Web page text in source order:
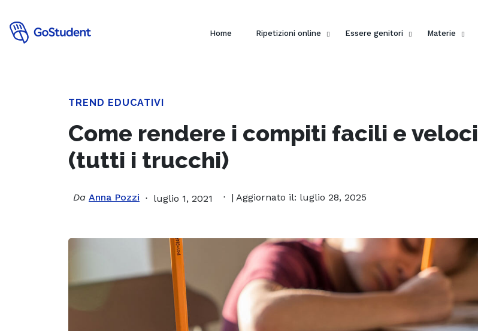
Home Ripetizioni online Essere genitori Materie
TREND EDUCATIVI
Come rendere i compiti facili e veloci
(tutti i trucchi)
Da Anna Pozzi luglio 1, 2021 | Aggiornato il: luglio 28, 2025